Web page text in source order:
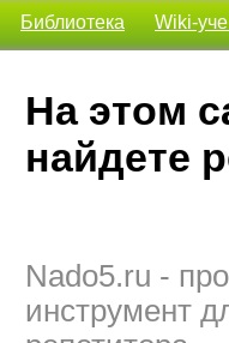
Библиотека Wiki-
На этом
найдете
Nado5.ru -
инструмент